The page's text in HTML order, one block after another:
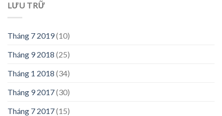
LƯU TRỮ
Tháng 7 2019(10)
Tháng 9 2018 (25)
Tháng 1 2018 (34)
Tháng 9 2017(30)
Tháng 7 2017(15)